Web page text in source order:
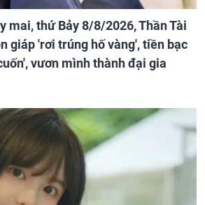
mai, thứ Bảy 8/8/2026, Thần Tài
giáp 'rơi trúng hố vàng', tiền bạc
vươn mình thành đại gia